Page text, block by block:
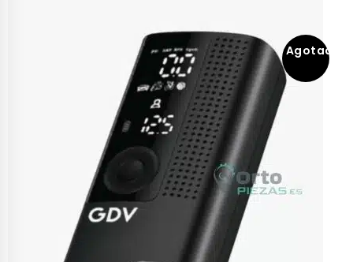
Agotado